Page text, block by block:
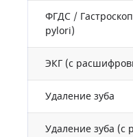
ФГДС /
pylori)
ЭКГ (с
Удаление зуба
Удаление зуба (с